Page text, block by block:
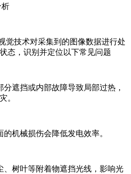
技术对采集到的图像数据进行处
态，识别并定位以下常见问题
遮挡或内部故障导致局部过热，
。
机械损伤会降低发电效率。
树叶等附着物遮挡光线，影响光